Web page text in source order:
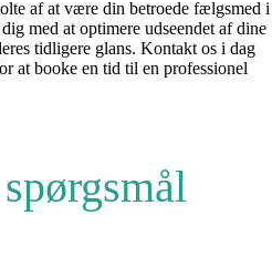
af at være din betroede fælgsmed i
med at optimere udseendet af dine
tidligere glans. Kontakt os i dag
at booke en tid til en professionel